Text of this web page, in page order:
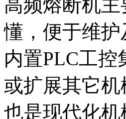
高频熔断机
懂，便于维
内置PLC工
或扩展其它
也是现代化机